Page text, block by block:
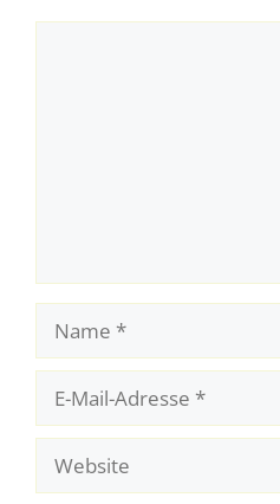
Mail-
Adresse
Website